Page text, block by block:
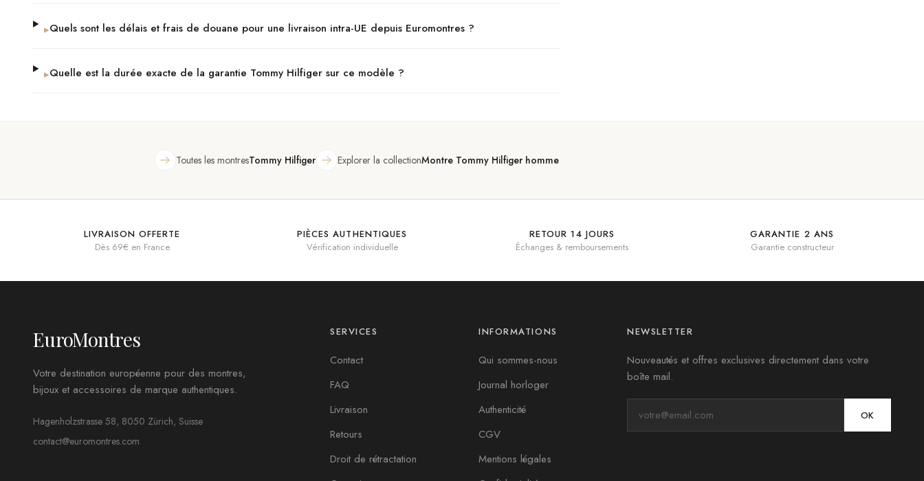
▸Quels sont les délais et frais de douane pour une livraison intra-UE depuis Euromontres ?
▸Quelle est la durée exacte de la garantie Tommy Hilfiger sur ce modèle ?
Toutes les montresTommy Hilfiger Explorer la collectionMontre Tommy Hilfiger homme
LIVRAISON OFFERTE
Dès 69€ en France
PIÈCES AUTHENTIQUES
Vérification individuelle
RETOUR 14 JOURS
Échanges & remboursements
GARANTIE 2 ANS
Garantie constructeur
EuroMontres
Votre destination européenne pour des montres,
bijoux et accessoires de marque authentiques.
Hagenholzstrasse 58, 8050 Zürich, Suisse
contact@euromontres.com
SERVICES
Contact
FAQ
Livraison
Retours
Droit de rétractation
INFORMATIONS
Qui sommes-nous
Journal horloger
Authenticité
CGV
Mentions légales
NEWSLETTER
Nouveautés et offres exclusives directement dans votre
boîte mail.
OK